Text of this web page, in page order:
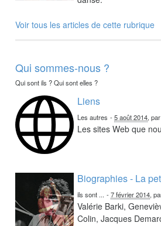
Voir tous les articles de cette rubrique
Qui sommes-nous ?
Qui sont ils ? Qui sont elles ?
Liens
Les autres -5 août 2014, par
Les sites Web que
Biographies - La
ils sont ... -7 février 2014,
Valérie Barki,
Colin, Jacques